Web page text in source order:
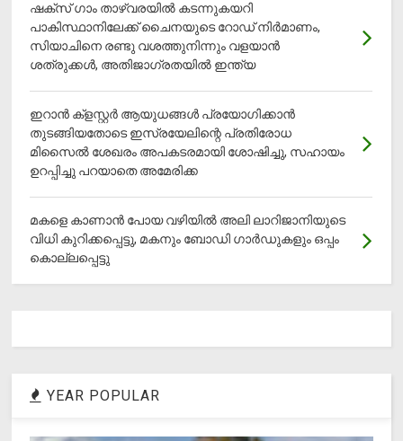
ഷക്സ് ​ഗാം താഴ്‌വരയിൽ കടന്നുകയറി
പാകിസ്ഥാനിലേക്ക് ചൈനയുടെ റോഡ് നിർമാണം,
സിയാചിനെ രണ്ടു വശത്തുനിന്നും വളയാൻ
ശത്രുക്കൾ, അതിജാ​ഗ്രതയിൽ ഇന്ത്യ
ഇറാന്‍ ക്‌ളസ്റ്റര്‍ ആയുധങ്ങള്‍ പ്രയോഗിക്കാന്‍
തുടങ്ങിയതോടെ ഇസ്രയേലിന്റെ പ്രതിരോധ
മിസൈല്‍ ശേഖരം അപകടരമായി ശോഷിച്ചു, സഹായം
ഉറപ്പിച്ചു പറയാതെ അമേരിക്ക
മകളെ കാണാന്‍ പോയ വഴിയില്‍ അലി ലാറിജാനിയുടെ
വിധി കുറിക്കപ്പെട്ടു, മകനും ബോഡി ഗാര്‍ഡുകളും ഒപ്പം
കൊല്ലപ്പെട്ടു
YEAR POPULAR